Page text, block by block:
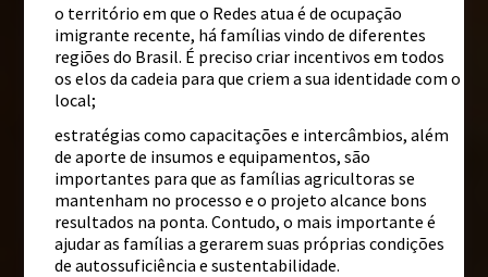
o território em que o Redes atua é de ocupação
imigrante recente, há famílias vindo de diferentes
regiões do Brasil. É preciso criar incentivos em todos
os elos da cadeia para que criem a sua identidade com o
local;
estratégias como capacitações e intercâmbios, além
de aporte de insumos e equipamentos, são
importantes para que as famílias agricultoras se
mantenham no processo e o projeto alcance bons
resultados na ponta. Contudo, o mais importante é
ajudar as famílias a gerarem suas próprias condições
de autossuficiência e sustentabilidade.